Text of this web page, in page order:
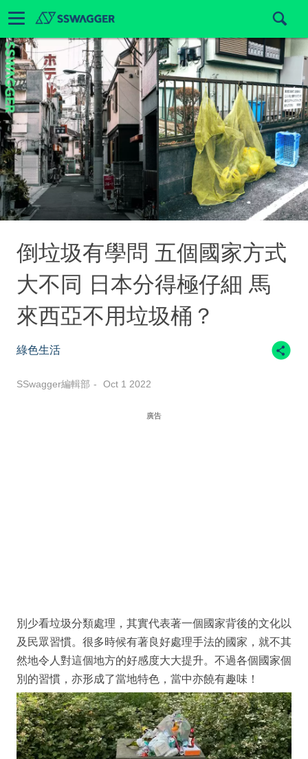
倒垃圾有學問 五個國家方式
大不同 日本分得極仔細 馬
來西亞不用垃圾桶？
綠色生活
SSwagger編輯部 Oct 1 2022
廣告
別少看垃圾分類處理，其實代表著一個國家背後的文化以
及民眾習慣。很多時候有著良好處理手法的國家，就不其
然地令人對這個地方的好感度大大提升。不過各個國家個
別的習慣，亦形成了當地特色，當中亦饒有趣味！